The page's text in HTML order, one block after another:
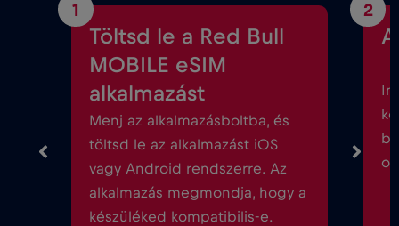
1
Töltsd le a Red Bull
MOBILE eSIM
alkalmazást
Menj az alkalmazásboltba, és
töltsd le az alkalmazást iOS
vagy Android rendszerre. Az
alkalmazás megmondja, hogy a
készüléked kompatibilis-e.
2